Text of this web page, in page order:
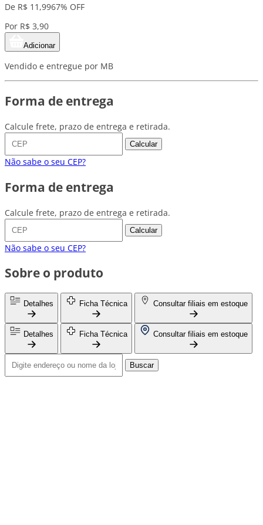
De R$ 11,9967% OFF
Por R$ 3,90
Adicionar
Vendido e entregue por MB
Forma de entrega
Calcule frete, prazo de entrega e retirada.
Calcular
Não sabe o seu CEP?
Forma de entrega
Calcule frete, prazo de entrega e retirada.
Calcular
Não sabe o seu CEP?
Sobre o produto
Detalhes Ficha Técnica Consultar filiais em estoque
Detalhes Ficha Técnica Consultar filiais em estoque
Buscar